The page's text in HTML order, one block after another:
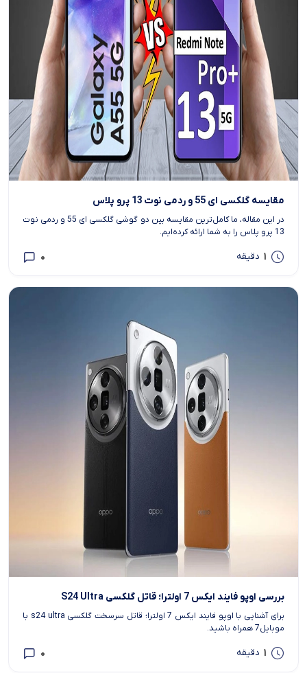
مقایسه گلکسی ای 55 و ردمی نوت 13 پرو پلاس
در این مقاله، ما کامل‌ترین مقایسه بین دو گوشی گلکسی ای 55 و ردمی نوت
13 پرو پلاس را به شما ارائه کرده‌ایم.
1 دقیقه 0
بررسی اوپو فایند ایکس 7 اولترا؛ قاتل گلکسی S24 Ultra
برای آشنایی با اوپو فایند ایکس 7 اولترا؛ قاتل سرسخت گلکسی s24 ultra با
موبایل7 همراه باشید.
1 دقیقه 0